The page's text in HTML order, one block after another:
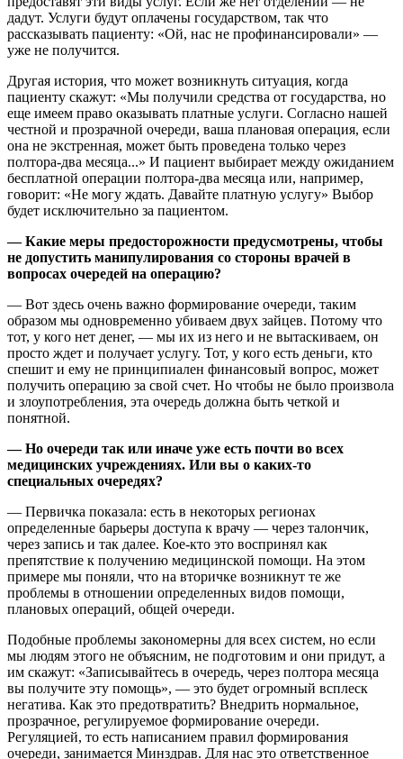
дадут. Услуги будут оплачены государством, так что
рассказывать пациенту: «Ой, нас не профинансировали» —
уже не получится.
Другая история, что может возникнуть ситуация, когда
пациенту скажут: «Мы получили средства от государства, но
еще имеем право оказывать платные услуги. Согласно нашей
честной и прозрачной очереди, ваша плановая операция, если
она не экстренная, может быть проведена только через
полтора-два месяца...» И пациент выбирает между ожиданием
бесплатной операции полтора-два месяца или, например,
говорит: «Не могу ждать. Давайте платную услугу» Выбор
будет исключительно за пациентом.
— Какие меры предосторожности предусмотрены, чтобы
не допустить манипулирования со стороны врачей в
вопросах очередей на операцию?
— Вот здесь очень важно формирование очереди, таким
образом мы одновременно убиваем двух зайцев. Потому что
тот, у кого нет денег, — мы их из него и не вытаскиваем, он
просто ждет и получает услугу. Тот, у кого есть деньги, кто
спешит и ему не принципиален финансовый вопрос, может
получить операцию за свой счет. Но чтобы не было произвола
и злоупотребления, эта очередь должна быть четкой и
понятной.
— Но очереди так или иначе уже есть почти во всех
медицинских учреждениях. Или вы о каких-то
специальных очередях?
— Первичка показала: есть в некоторых регионах
определенные барьеры доступа к врачу — через талончик,
через запись и так далее. Кое-кто это воспринял как
препятствие к получению медицинской помощи. На этом
примере мы поняли, что на вторичке возникнут те же
проблемы в отношении определенных видов помощи,
плановых операций, общей очереди.
Подобные проблемы закономерны для всех систем, но если
мы людям этого не объясним, не подготовим и они придут, а
им скажут: «Записывайтесь в очередь, через полтора месяца
вы получите эту помощь», — это будет огромный всплеск
негатива. Как это предотвратить? Внедрить нормальное,
прозрачное, регулируемое формирование очереди.
Регуляцией, то есть написанием правил формирования
очереди, занимается Минздрав. Для нас это ответственное